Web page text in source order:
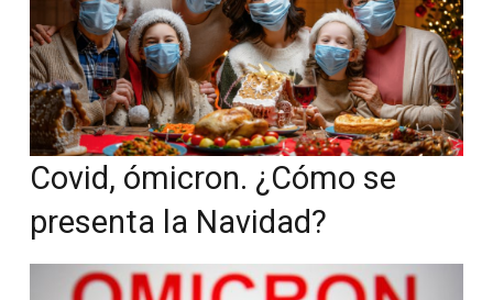
Covid, ómicron. ¿Cómo se
presenta la Navidad?